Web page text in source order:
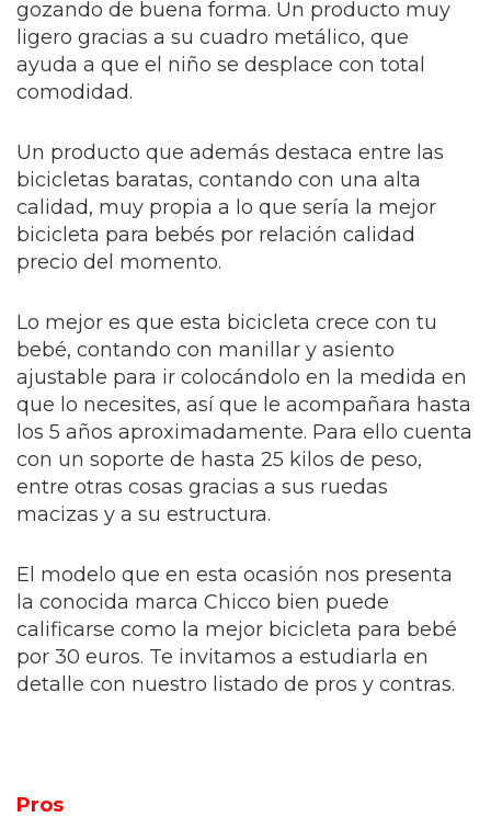
gozando de buena forma. Un producto muy
ligero gracias a su cuadro metálico, que
ayuda a que el niño se desplace con total
comodidad.
Un producto que además destaca entre las
bicicletas baratas, contando con una alta
calidad, muy propia a lo que sería la mejor
bicicleta para bebés por relación calidad
precio del momento.
Lo mejor es que esta bicicleta crece con tu
bebé, contando con manillar y asiento
ajustable para ir colocándolo en la medida en
que lo necesites, así que le acompañara hasta
los 5 años aproximadamente. Para ello cuenta
con un soporte de hasta 25 kilos de peso,
entre otras cosas gracias a sus ruedas
macizas y a su estructura.
El modelo que en esta ocasión nos presenta
la conocida marca Chicco bien puede
calificarse como la mejor bicicleta para bebé
por 30 euros. Te invitamos a estudiarla en
detalle con nuestro listado de pros y contras.
Pros